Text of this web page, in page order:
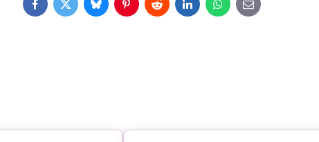
FacebookTwitterBlueskyPinterestRedditLinkedInWhatsApp
E-
mail